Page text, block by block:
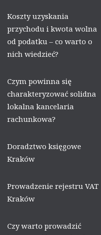
Koszty uzyskania
przychodu i kwota wolna
od podatku – co warto o
nich wiedzieć?
Czym powinna się
charakteryzować solidna
lokalna kancelaria
rachunkowa?
Doradztwo księgowe
Kraków
Prowadzenie rejestru VAT
Kraków
Czy warto prowadzić